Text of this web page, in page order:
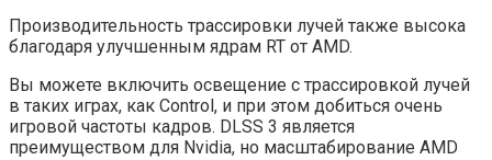
Производительность трассировки лучей также высока
благодаря улучшенным ядрам RT от AMD.
Вы можете включить освещение с трассировкой лучей
в таких играх, как Control, и при этом добиться очень
игровой частоты кадров. DLSS 3 является
преимуществом для Nvidia, но масштабирование AMD